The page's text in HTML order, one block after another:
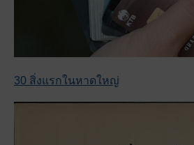
30 สิ่งแรกในหาดใหญ่